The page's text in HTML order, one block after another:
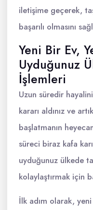
iletişime geçerek,
başarılı olmasını
Yeni Bir Ev,
Uyduğunuz
İşlemleri
Uzun süredir
kararı aldınız ve
başlatmanın
süreci biraz kafa
uyduğunuz ülkede
kolaylaştırmak için
İlk adım olarak,